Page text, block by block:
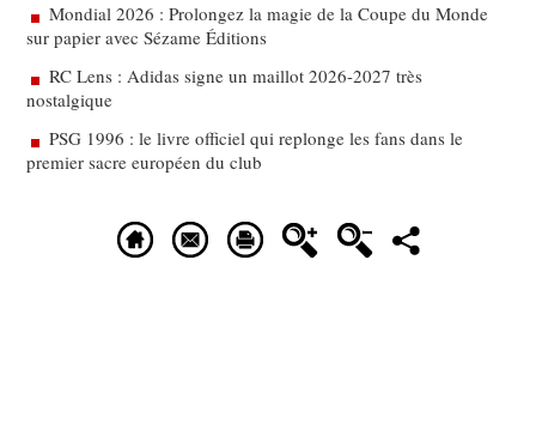
Mondial 2026 : Prolongez la magie de la Coupe du Monde
sur papier avec Sézame Éditions
RC Lens : Adidas signe un maillot 2026-2027 très
nostalgique
PSG 1996 : le livre officiel qui replonge les fans dans le
premier sacre européen du club